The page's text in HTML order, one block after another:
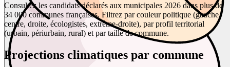
Consultez les candidats déclarés aux municipales 2026 dans plus de
34 000 communes françaises. Filtrez par couleur politique (gauche,
centre, droite, écologistes, extrême-droite), par profil territorial
(urbain, périurbain, rural) et par taille de commune.
Projections climatiques par commune